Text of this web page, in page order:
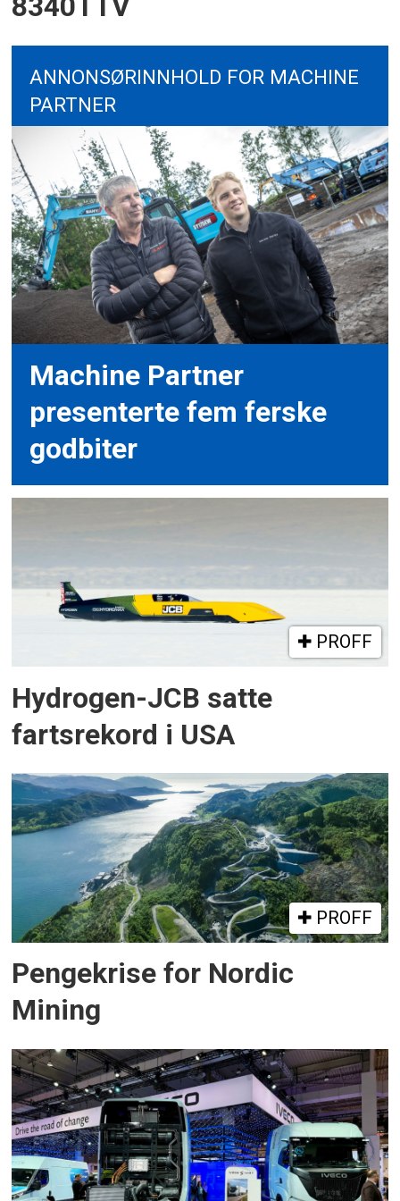
8340TTV
ANNONSØRINNHOLD FOR MACHINE
PARTNER
Machine Partner
presenterte fem ferske
godbiter
PROFF
Hydrogen-JCB satte
fartsrekord i USA
PROFF
Pengekrise for Nordic
Mining